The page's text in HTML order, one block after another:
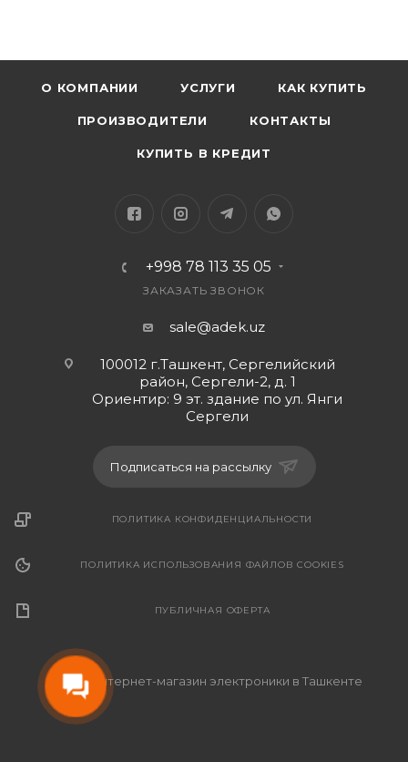
О КОМПАНИИ УСЛУГИ КАК КУПИТЬ
ПРОИЗВОДИТЕЛИ КОНТАКТЫ
КУПИТЬ В КРЕДИТ
+998 78 113 35 05
ЗАКАЗАТЬ ЗВОНОК
sale@adek.uz
100012 г.Ташкент, Сергелийский
район, Сергели-2, д. 1
Ориентир: 9 эт. здание по ул. Янги
Сергели
Подписаться на рассылку
ПОЛИТИКА КОНФИДЕНЦИАЛЬНОСТИ
ПОЛИТИКА ИСПОЛЬЗОВАНИЯ ФАЙЛОВ COOKIES
ПУБЛИЧНАЯ ОФЕРТА
2026 © Интернет-магазин электроники в Ташкенте